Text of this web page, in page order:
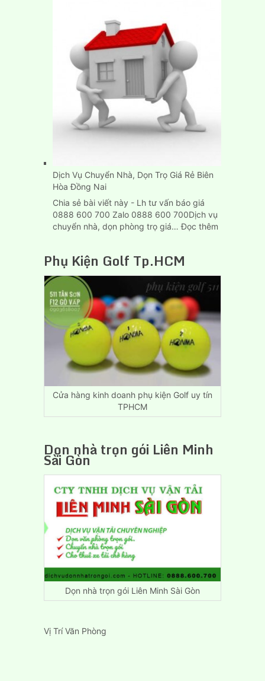
Dịch Vụ Chuyển Nhà, Dọn Trọ Giá Rẻ Biên
Hòa Đồng Nai
Chia sẻ bài viết này - Lh tư vấn báo giá
0888 600 700 Zalo 0888 600 700Dịch vụ
chuyển nhà, dọn phòng trọ giá…Đọc thêm:
Nhà,
Dọn
Rẻ
Phụ Kiện Golf Tp.HCM
Cửa hàng kinh doanh phụ kiện Golf uy tín
TPHCM
Dọn nhà trọn gói Liên Minh
Sài Gòn
Dọn nhà trọn gói Liên Minh Sài Gòn
Vị Trí Văn Phòng